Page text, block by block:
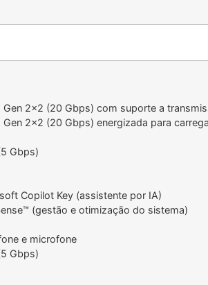
Gen 2x2 (20 Gbps) com suporte a
Gen 2x2 (20 Gbps) energizada para
Gbps)
Copilot Key (assistente por IA)
(gestão e otimização do sistema)
e microfone
Gbps)